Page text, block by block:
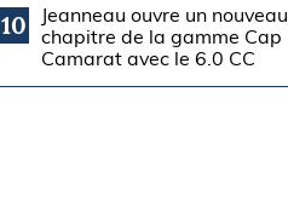
10
Jeanneau ouvre un nouveau
chapitre de la gamme Cap
Camarat avec le 6.0 CC